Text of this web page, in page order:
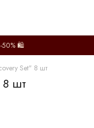
-50% 🛍️
Set" 8 шт
шт